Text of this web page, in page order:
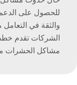
للحصول على الدعم
والثقة في
الشركات تقدم
مشاكل الحشرات